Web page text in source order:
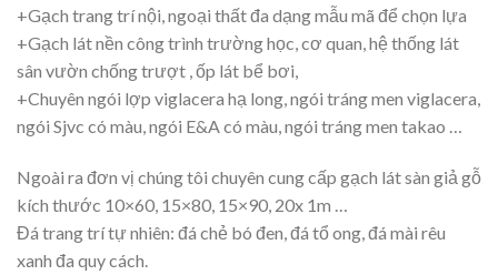
+Gạch trang trí nội, ngoại thất đa dạng mẫu mã để chọn lựa
+Gạch lát nền công trình trường học, cơ quan, hệ thống lát
sân vườn chống trượt , ốp lát bể bơi,
+Chuyên ngói lợp viglacera hạ long, ngói tráng men viglacera,
ngói Sjvc có màu, ngói E&A có màu, ngói tráng men takao …
Ngoài ra đơn vị chúng tôi chuyên cung cấp gạch lát sàn giả gỗ
kích thước 10×60, 15×80, 15×90, 20x 1m …
Đá trang trí tự nhiên: đá chẻ bó đen, đá tổ ong, đá mài rêu
xanh đa quy cách.